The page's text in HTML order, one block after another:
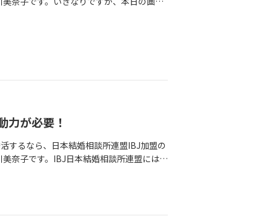
。柿が二つ、みかん四個、さつまいもに
抜きたての大根もあり、知る人は知るで
、アラフォーで結婚した私の結婚生活も1
理は一応しますがかなり適当です。で
す。ちなみにソエルデザイン2号オットの
ールではなくスタートで婚活中は結婚が
の生活になります。それって当たり前だ
が共にする食事の時間を豊かにする為
力が必要！
するなら、日本結婚相談所連盟IBJ加盟の
奈子です。IBJ日本結婚相談所連盟には連
ました。皆さんと同じように写真も公開
剣に婚活に取り組んで出会いを望んでい
録もあったと聞いたことはありますが、